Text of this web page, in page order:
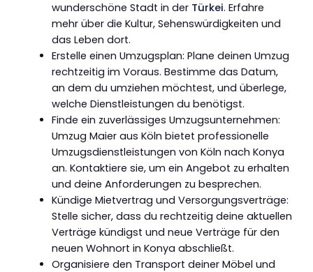
wunderschöne Stadt in der Türkei. Erfahre
mehr über die Kultur, Sehenswürdigkeiten und
das Leben dort.
Erstelle einen Umzugsplan: Plane deinen Umzug
rechtzeitig im Voraus. Bestimme das Datum,
an dem du umziehen möchtest, und überlege,
welche Dienstleistungen du benötigst.
Finde ein zuverlässiges Umzugsunternehmen:
Umzug Maier aus Köln bietet professionelle
Umzugsdienstleistungen von Köln nach Konya
an. Kontaktiere sie, um ein Angebot zu erhalten
und deine Anforderungen zu besprechen.
Kündige Mietvertrag und Versorgungsverträge:
Stelle sicher, dass du rechtzeitig deine aktuellen
Verträge kündigst und neue Verträge für den
neuen Wohnort in Konya abschließt.
Organisiere den Transport deiner Möbel und